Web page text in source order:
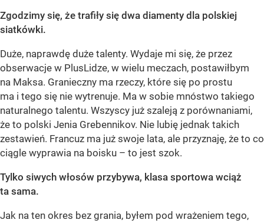
Zgodzimy się, że trafiły się dwa diamenty dla polskiej
siatkówki.
Duże, naprawdę duże talenty. Wydaje mi się, że przez
obserwacje w PlusLidze, w wielu meczach, postawiłbym
na Maksa. Granieczny ma rzeczy, które się po prostu
ma i tego się nie wytrenuje. Ma w sobie mnóstwo takiego
naturalnego talentu. Wszyscy już szaleją z porównaniami,
że to polski Jenia Grebennikov. Nie lubię jednak takich
zestawień. Francuz ma już swoje lata, ale przyznaję, że to co
ciągle wyprawia na boisku – to jest szok.
Tylko siwych włosów przybywa, klasa sportowa wciąż
ta sama.
Jak na ten okres bez grania, byłem pod wrażeniem tego,